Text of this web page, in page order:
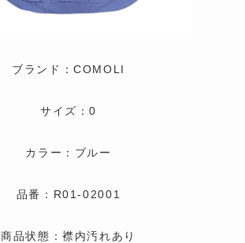
ブランド：COMOLI
サイズ：0
カラー：ブルー
品番：R01-02001
商品状態：襟内汚れあり